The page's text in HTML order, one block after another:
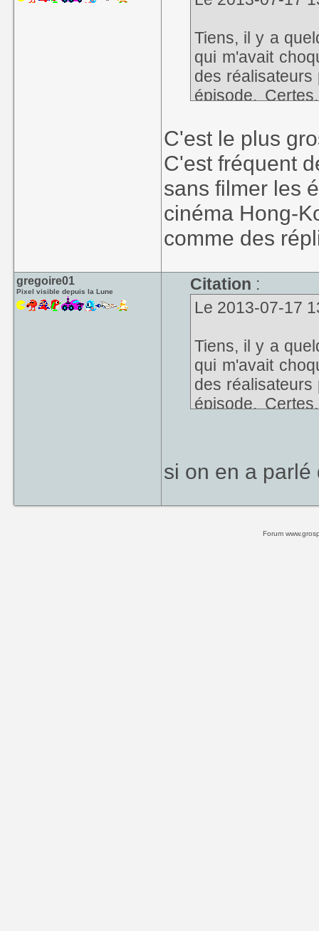
Tiens, il y a
qui m'avait
des
épisode.
ralentis, par
résoudre les
scène.
C'est le plus
C'est fréquent
sans filmer les
cinéma Hong-
comme des
gregoire01
Pixel visible depuis la Lune Citation :
Le 2013-07-17
Tiens, il y a
qui m'avait
des
épisode.
résoudre les
scène. Ça m'a
si on en a
Forum